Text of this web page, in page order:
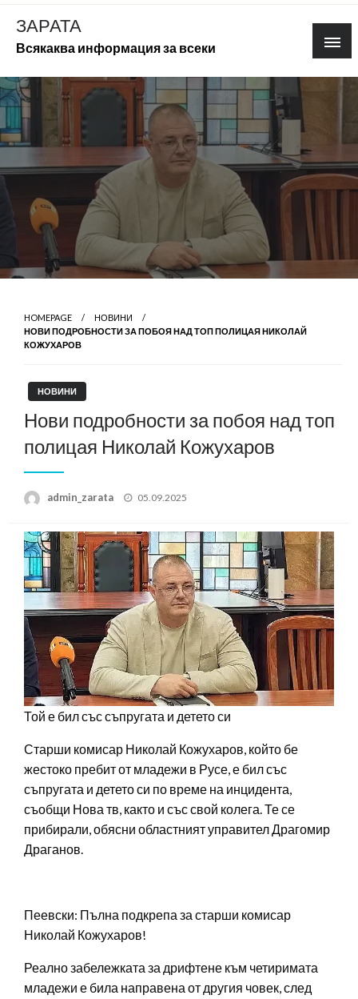
Skip
content
ЗАРАТА
Всякаква информация за всеки
HOMEPAGE
НОВИНИ
НОВИ ПОДРОБНОСТИ ЗА ПОБОЯ НАД ТОП ПОЛИЦАЯ НИКОЛАЙ
КОЖУХАРОВ
НОВИНИ
Нови подробности за побоя над топ
полицая Николай Кожухаров
admin_zarata
Posted
05.09.2025
Той е бил със съпругата и детето си
Старши комисар Николай Кожухаров, който бе
жестоко пребит от младежи в Русе, е бил със
съпругата и детето си по време на инцидента,
съобщи Нова тв, както и със свой колега. Те се
прибирали, обясни областният управител Драгомир
Драганов.
Пеевски: Пълна подкрепа за старши комисар
Николай Кожухаров!
Реално забележката за дрифтене към четиримата
младежи е била направена от другия човек, след